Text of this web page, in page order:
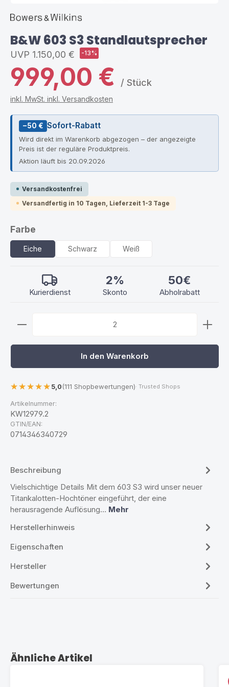
B&W 603 S3 Standlautsprecher
UVP 1.150,00 € -13%
999,00 € / Stück
inkl. MwSt. inkl. Versandkosten
−50 € Sofort-Rabatt
Wird direkt im Warenkorb abgezogen – der angezeigte
Preis ist der reguläre Produktpreis.
Aktion läuft bis 20.09.2026
Versandkostenfrei
Versandfertig in 10 Tagen, Lieferzeit 1-3 Tage
Farbe
Eiche Schwarz Weiß
Kurierdienst
2%
Skonto
50€
Abholrabatt
Produkt Anzahl: Gib den gewünschten Wert ein
In den Warenkorb
5,0(111 Shopbewertungen)· Trusted Shops
Artikelnummer:
KW12979.2
GTIN/EAN:
0714346340729
Beschreibung
Vielschichtige Details Mit dem 603 S3 wird unser neuer
Titankalotten-Hochtöner eingeführt, der eine
herausragende Auflösung… Mehr
Herstellerhinweis
Eigenschaften
Hersteller
Bewertungen
Produktgalerie überspringen
Ähnliche Artikel